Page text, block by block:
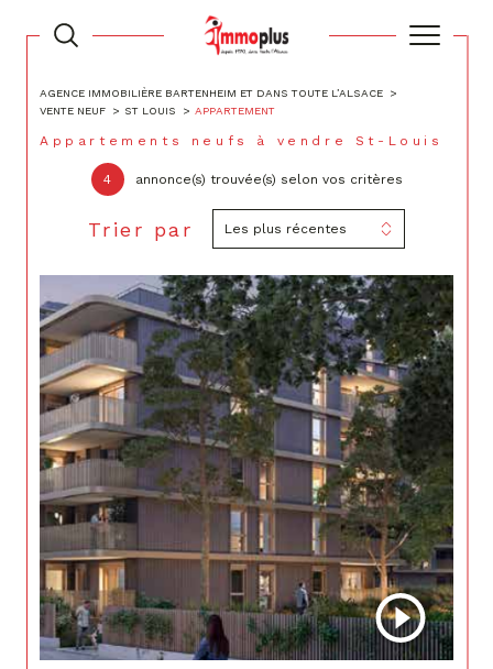
AGENCE IMMOBILIÈRE BARTENHEIM ET DANS TOUTE L’ALSACE
VENTE NEUF
ST LOUIS APPARTEMENT
Appartements neufs à vendre St-Louis
4 annonce(s) trouvée(s) selon vos critères
Trier par Les plus récentes